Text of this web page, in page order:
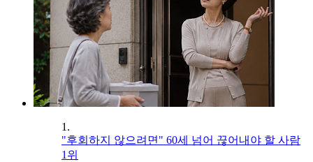
1.
"후회하지 않으려면" 60세 넘어 끊어내야 할 사람
1위